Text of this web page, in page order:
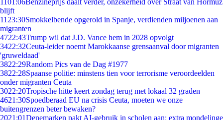
1101:06Benzineprijs daalt verder, onzekerheid over Straat van Hormuz
blijft
11 23:30Smokkelbende opgerold in Spanje, verdienden miljoenen aan
migranten
4722:43Trump wil dat J.D. Vance hem in 2028 opvolgt
3422:32Ceuta-leider noemt Marokkaanse grensaanval door migranten
'gruweldaad'
3822:29Random Pics van de Dag #1977
3822:28Spaanse politie: minstens tien voor terrorisme veroordeelden
onder migranten Ceuta
3022:20Tropische hitte keert zondag terug met lokaal 32 graden
4621:30Spoedberaad EU na crisis Ceuta, moeten we onze
buitengrenzen beter bewaken?
2021:01Denemarken pakt AI-gebruik in scholen aan: extra mondelinge